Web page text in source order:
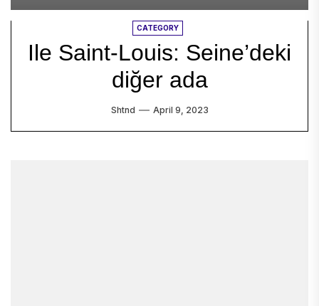
CATEGORY
Ile Saint-Louis: Seine’deki
diğer ada
Shtnd April 9, 2023